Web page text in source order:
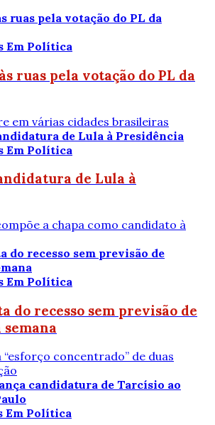
Em Política
ruas pela votação do PL da
em várias cidades brasileiras
Em Política
de Lula à
a chapa como candidato à
Em Política
do recesso sem previsão de
concentrado” de duas
Em Política